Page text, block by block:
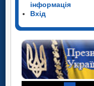
інформація
Вхід